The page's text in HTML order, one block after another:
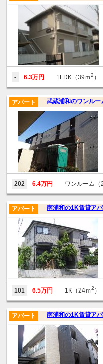
- 6.3万円 1LDK（39ｍ2 ）
武蔵浦和のワンルー
アパート
202 6.4万円 ワンルーム（
南浦和の1K賃貸ア
アパート
101 6.5万円 1K（24ｍ2 ）
南浦和の1K賃貸ア
アパート